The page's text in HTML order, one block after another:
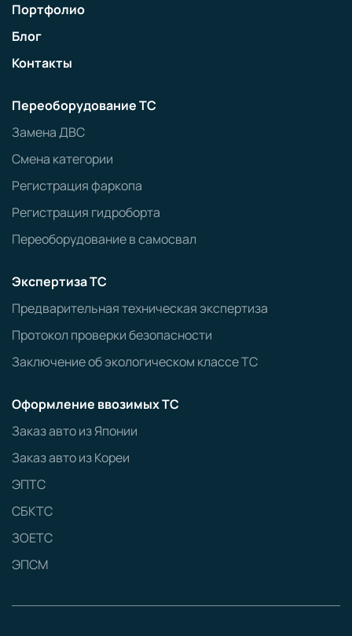
Портфолио
Блог
Контакты
Переоборудование ТС
Замена ДВС
Смена категории
Регистрация фаркопа
Регистрация гидроборта
Переоборудование в самосвал
Экспертиза ТС
Предварительная техническая экспертиза
Протокол проверки безопасности
Заключение об экологическом классе ТС
Оформление ввозимых ТС
Заказ авто из Японии
Заказ авто из Кореи
ЭПТС
СБКТС
ЗОЕТС
ЭПСМ